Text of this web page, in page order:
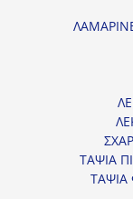
ΤΑΨΙΑ
ΤΑΨΙΑ